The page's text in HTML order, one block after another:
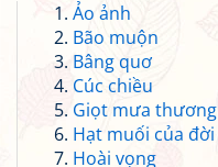
Ảo ảnh
Bão muộn
Bâng quơ
Cúc chiều
Giọt mưa thương
Hạt muối của đời
Hoài vọng